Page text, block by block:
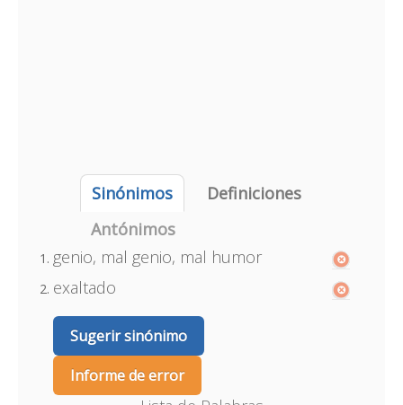
Sinónimos
Definiciones
Antónimos
genio, mal genio, mal humor
exaltado
Sugerir sinónimo
Informe de error